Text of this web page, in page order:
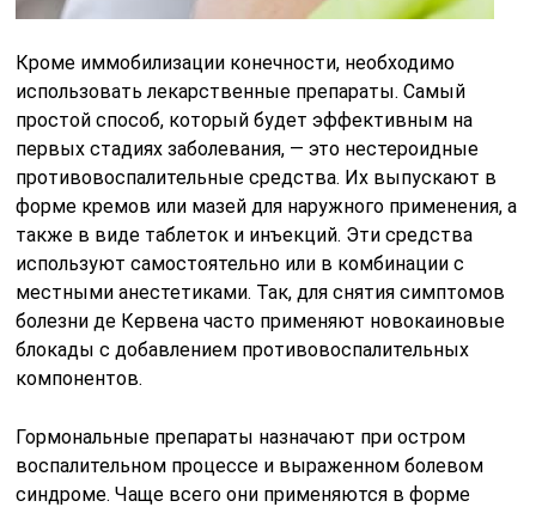
Кроме иммобилизации конечности, необходимо
использовать лекарственные препараты. Самый
простой способ, который будет эффективным на
первых стадиях заболевания, — это нестероидные
противовоспалительные средства. Их выпускают в
форме кремов или мазей для наружного применения, а
также в виде таблеток и инъекций. Эти средства
используют самостоятельно или в комбинации с
местными анестетиками. Так, для снятия симптомов
болезни де Кервена часто применяют новокаиновые
блокады с добавлением противовоспалительных
компонентов.
Гормональные препараты назначают при остром
воспалительном процессе и выраженном болевом
синдроме. Чаще всего они применяются в форме